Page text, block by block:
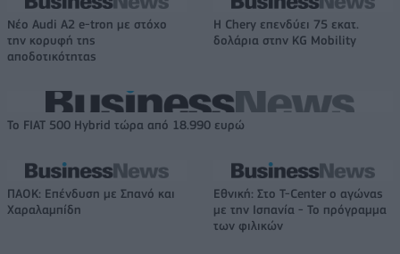
Νέο Audi A2 e-tron με στόχο
την κορυφή της
αποδοτικότητας
Η Chery επενδύει 75 εκατ.
δολάρια στην KG Mobility
Το FIAT 500 Hybrid τώρα από 18.990 ευρώ
ΠΑΟΚ: Επένδυση με Σπανό και
Χαραλαμπίδη
Εθνική: Στο T-Center ο αγώνας
με την Ισπανία - Το πρόγραμμα
των φιλικών